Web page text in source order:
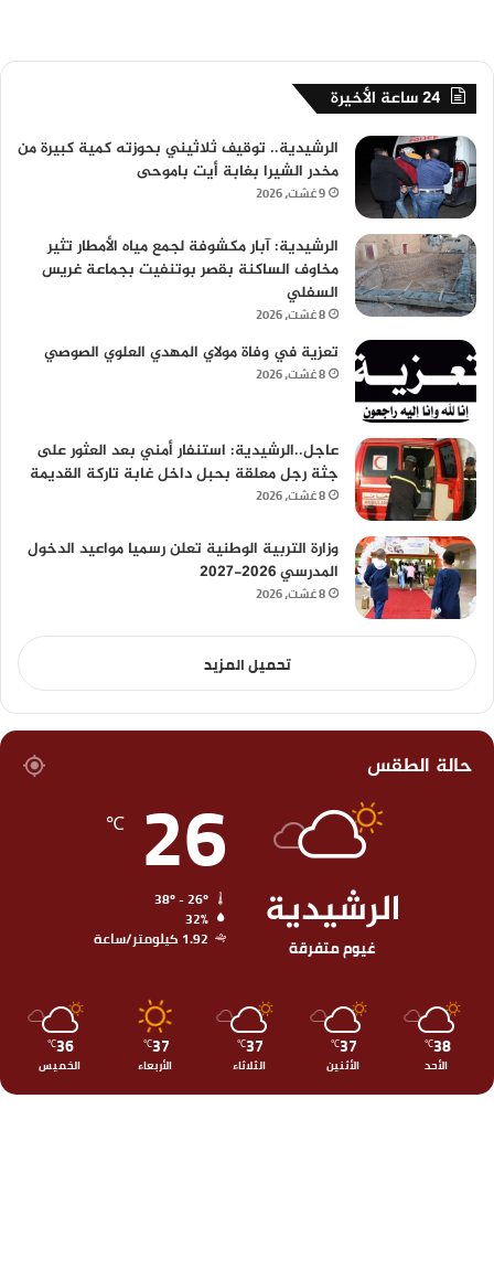
24 ساعة الأخيرة
الرشيدية.. توقيف ثلاثيني بحوزته كمية كبيرة من
مخدر الشيرا بغابة أيت باموحى
9 غشت، 2026
الرشيدية: آبار مكشوفة لجمع مياه الأمطار تثير
مخاوف الساكنة بقصر بوتنفيت بجماعة غريس
السفلي
8 غشت، 2026
تعزية في وفاة مولاي المهدي العلوي الصوصي
8 غشت، 2026
عاجل..الرشيدية: استنفار أمني بعد العثور على
جثة رجل معلقة بحبل داخل غابة تاركة القديمة
8 غشت، 2026
وزارة التربية الوطنية تعلن رسميا مواعيد الدخول
المدرسي 2026-2027
8 غشت، 2026
تحميل المزيد
حالة الطقس
الرشيدية
غيوم متفرقة
26
℃
32%
1.92 كيلومتر/ساعة
38
℃
الأحد
37
℃
الأثنين
37
℃
الثلاثاء
37
℃
الأربعاء
36
℃
الخميس